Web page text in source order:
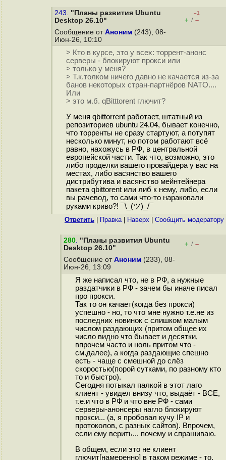
243. "Планы развития Ubuntu
Desktop 26.10"
–1
+ / –
Сообщение от Аноним (243), 08-
Июн-26, 10:10
> Кто в курсе, это у всех: торрент-анонс
серверы - блокируют прокси или
> только у меня?
> Т.к.толком ничего давно не качается из-за
банов некоторых стран-партнёров NATO....
Или
> это м.б. qBitttorent глючит?
У меня qbittorrent работает, штатный из
репозиториев ubuntu 24.04, бывает конечно,
что торренты не сразу стартуют, а потупят
несколько минут, но потом работают всё
равно, нахожусь в РФ, в центральной
европейской части. Так что, возможно, это
либо проделки вашего провайдера у вас на
местах, либо васянство вашего
дистрибутива и васянство мейнтейнера
пакета qbittorent или либ к нему, либо, если
вы рачевод, то сами что-то нараковали
руками криво?! ¯\_(ツ)_/¯
Ответить Правка| Наверх Cообщить модератору
280. "Планы развития Ubuntu
Desktop 26.10"
+ / –
Сообщение от Аноним (233), 08-
Июн-26, 13:09
Я же написал что, не в РФ, а нужные
раздатчики в РФ - зачем бы иначе писал
про прокси.
Так то он качает(когда без прокси)
успешно - но, то что мне нужно т.е.не из
последних новинок с слишком малым
числом раздающих (притом общее их
число видно что бывает и десятки,
впрочем часто и ноль притом что -
см.далее), а когда раздающие спешно
есть - чаще с смешной до слёз
скоростью(порой сутками, по разному кто
то и быстро).
Сегодня потыкал палкой в этот лаго
клиент - увидел внизу что, выдаёт - ВСЕ,
т.е.и что в РФ и что вне РФ - сами
серверы-анонсеры нагло блокируют
прокси... (а, я пробовал кучу IP и
протоколов, с разных сайтов). Впрочем,
если ему верить... почему и спрашиваю.
В общем, если это не клиент
глючит[намеренно] в таком режиме - то,